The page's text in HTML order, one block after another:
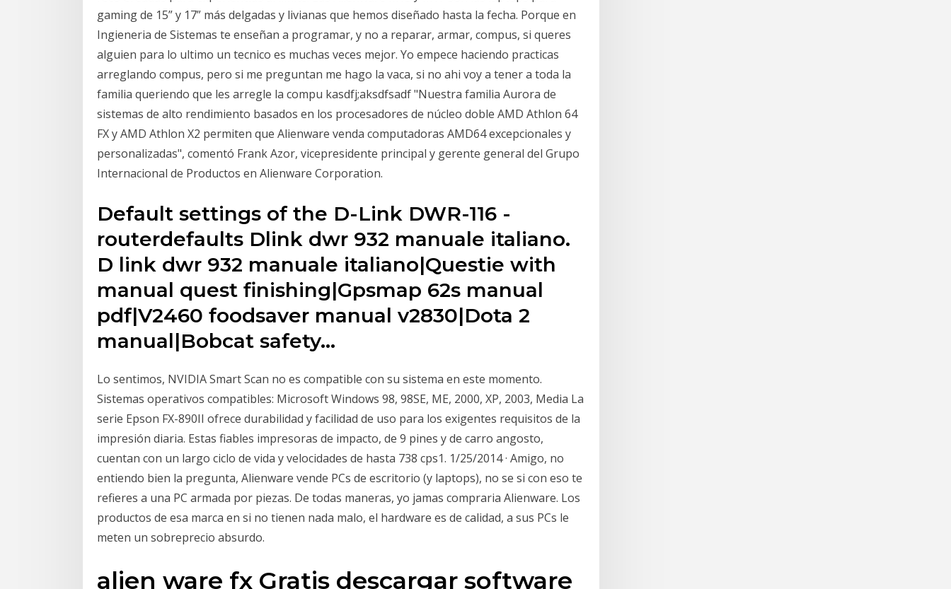
gaming de 15” y 17” más delgadas y livianas que hemos diseñado hasta la fecha. Porque en
Ingieneria de Sistemas te enseñan a programar, y no a reparar, armar, compus, si queres
alguien para lo ultimo un tecnico es muchas veces mejor. Yo empece haciendo practicas
arreglando compus, pero si me preguntan me hago la vaca, si no ahi voy a tener a toda la
familia queriendo que les arregle la compu kasdfj;aksdfsadf "Nuestra familia Aurora de
sistemas de alto rendimiento basados en los procesadores de núcleo doble AMD Athlon 64
FX y AMD Athlon X2 permiten que Alienware venda computadoras AMD64 excepcionales y
personalizadas", comentó Frank Azor, vicepresidente principal y gerente general del Grupo
Internacional de Productos en Alienware Corporation.
Default settings of the D-Link DWR-116 -
routerdefaults Dlink dwr 932 manuale italiano.
D link dwr 932 manuale italiano|Questie with
manual quest finishing|Gpsmap 62s manual
pdf|V2460 foodsaver manual v2830|Dota 2
manual|Bobcat safety…
Lo sentimos, NVIDIA Smart Scan no es compatible con su sistema en este momento.
Sistemas operativos compatibles: Microsoft Windows 98, 98SE, ME, 2000, XP, 2003, Media La
serie Epson FX-890II ofrece durabilidad y facilidad de uso para los exigentes requisitos de la
impresión diaria. Estas fiables impresoras de impacto, de 9 pines y de carro angosto,
cuentan con un largo ciclo de vida y velocidades de hasta 738 cps1. 1/25/2014 · Amigo, no
entiendo bien la pregunta, Alienware vende PCs de escritorio (y laptops), no se si con eso te
refieres a una PC armada por piezas. De todas maneras, yo jamas compraria Alienware. Los
productos de esa marca en si no tienen nada malo, el hardware es de calidad, a sus PCs le
meten un sobreprecio absurdo.
alien ware fx Gratis descargar software